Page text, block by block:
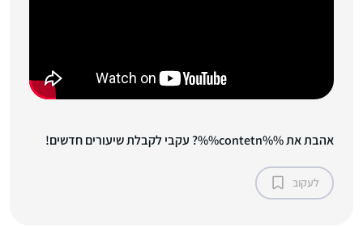
אהבת את %%contetn%%? עקבי לקבלת שיעורים חדשים!
לעקוב